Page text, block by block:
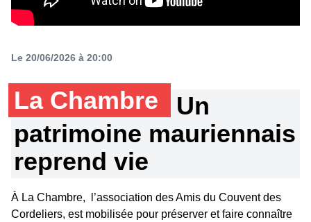
Le 20/06/2026 à 20:00
La Chambre
Un
patrimoine mauriennais
reprend vie
À La Chambre, l’association des Amis du Couvent des
Cordeliers, est mobilisée pour préserver et faire connaître